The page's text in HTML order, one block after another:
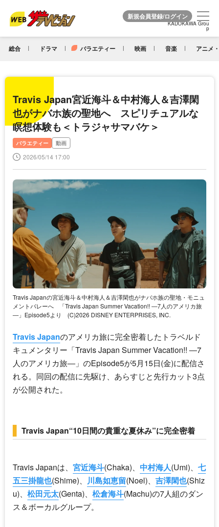
KADOKAWA Grou
p
総合 ドラマ バラエティー 映画 音楽 アニメ
KADOKAWA Grou
p
Travis Japan宮近海斗＆中村海人＆吉澤閑
也がナバホ族の聖地へ スピリチュアルな
瞑想体験も＜トラジャサマバケ＞
バラエティー 動画
2026/05/14 17:00
Travis Japanの宮近海斗＆中村海人＆吉澤閑也がナバホ族の聖地・モニュ
メントバレーへ
「Travis Japan Summer Vacation!! ―7人のアメリカ旅
―」Episode5より (C)2026 DISNEY ENTERPRISES, INC.
Travis Japanのアメリカ旅に完全密着したトラベルド
キュメンタリー「Travis Japan Summer Vacation!! ―7
人のアメリカ旅―」のEpisode5が5月15日(金)に配信さ
れる。同回の配信に先駆け、あらすじと先行カット3点
が公開された。
Travis Japan“10日間の貴重な夏休み”に完全密着
Travis Japanは、 宮近海斗(Chaka)、 中村海人(Umi)、 七
五三掛龍也(Shime)、 川島如恵留(Noel)、 吉澤閑也(Shiz
u)、 松田元太(Genta)、 松倉海斗(Machu)の7人組のダン
ス＆ボーカルグループ。